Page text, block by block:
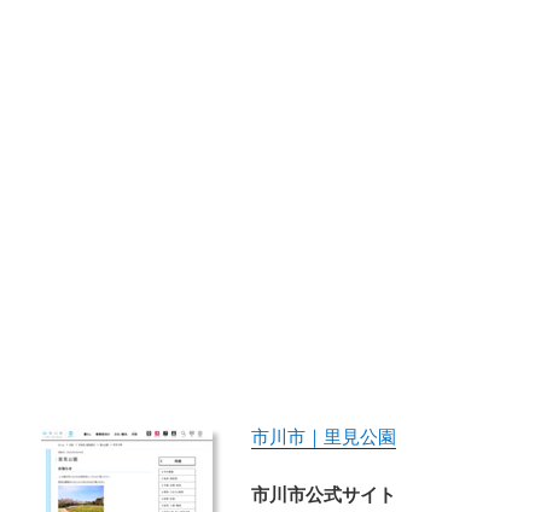
市川市｜里見公園
市川市公式サイト